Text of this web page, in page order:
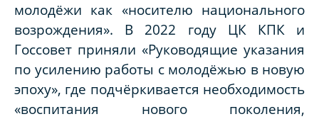
молодёжи как «носителю национального
возрождения». В 2022 году ЦК КПК и
Госсовет приняли «Руководящие указания
по усилению работы с молодёжью в новую
эпоху», где подчёркивается необходимость
«воспитания нового поколения,